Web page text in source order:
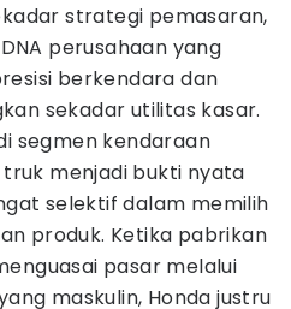
strategi pemasaran,
perusahaan yang
berkendara dan
sekadar utilitas kasar.
segmen kendaraan
menjadi bukti nyata
selektif dalam memilih
produk. Ketika pabrikan
pasar melalui
maskulin, Honda justru